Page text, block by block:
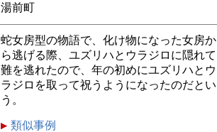
湯前町
蛇女房型の物語で、化け物になった女房か
ら逃げる際、ユズリハとウラジロに隠れて
難を逃れたので、年の初めにユズリハとウ
ラジロを取って祝うようになったのだとい
う。
類似事例